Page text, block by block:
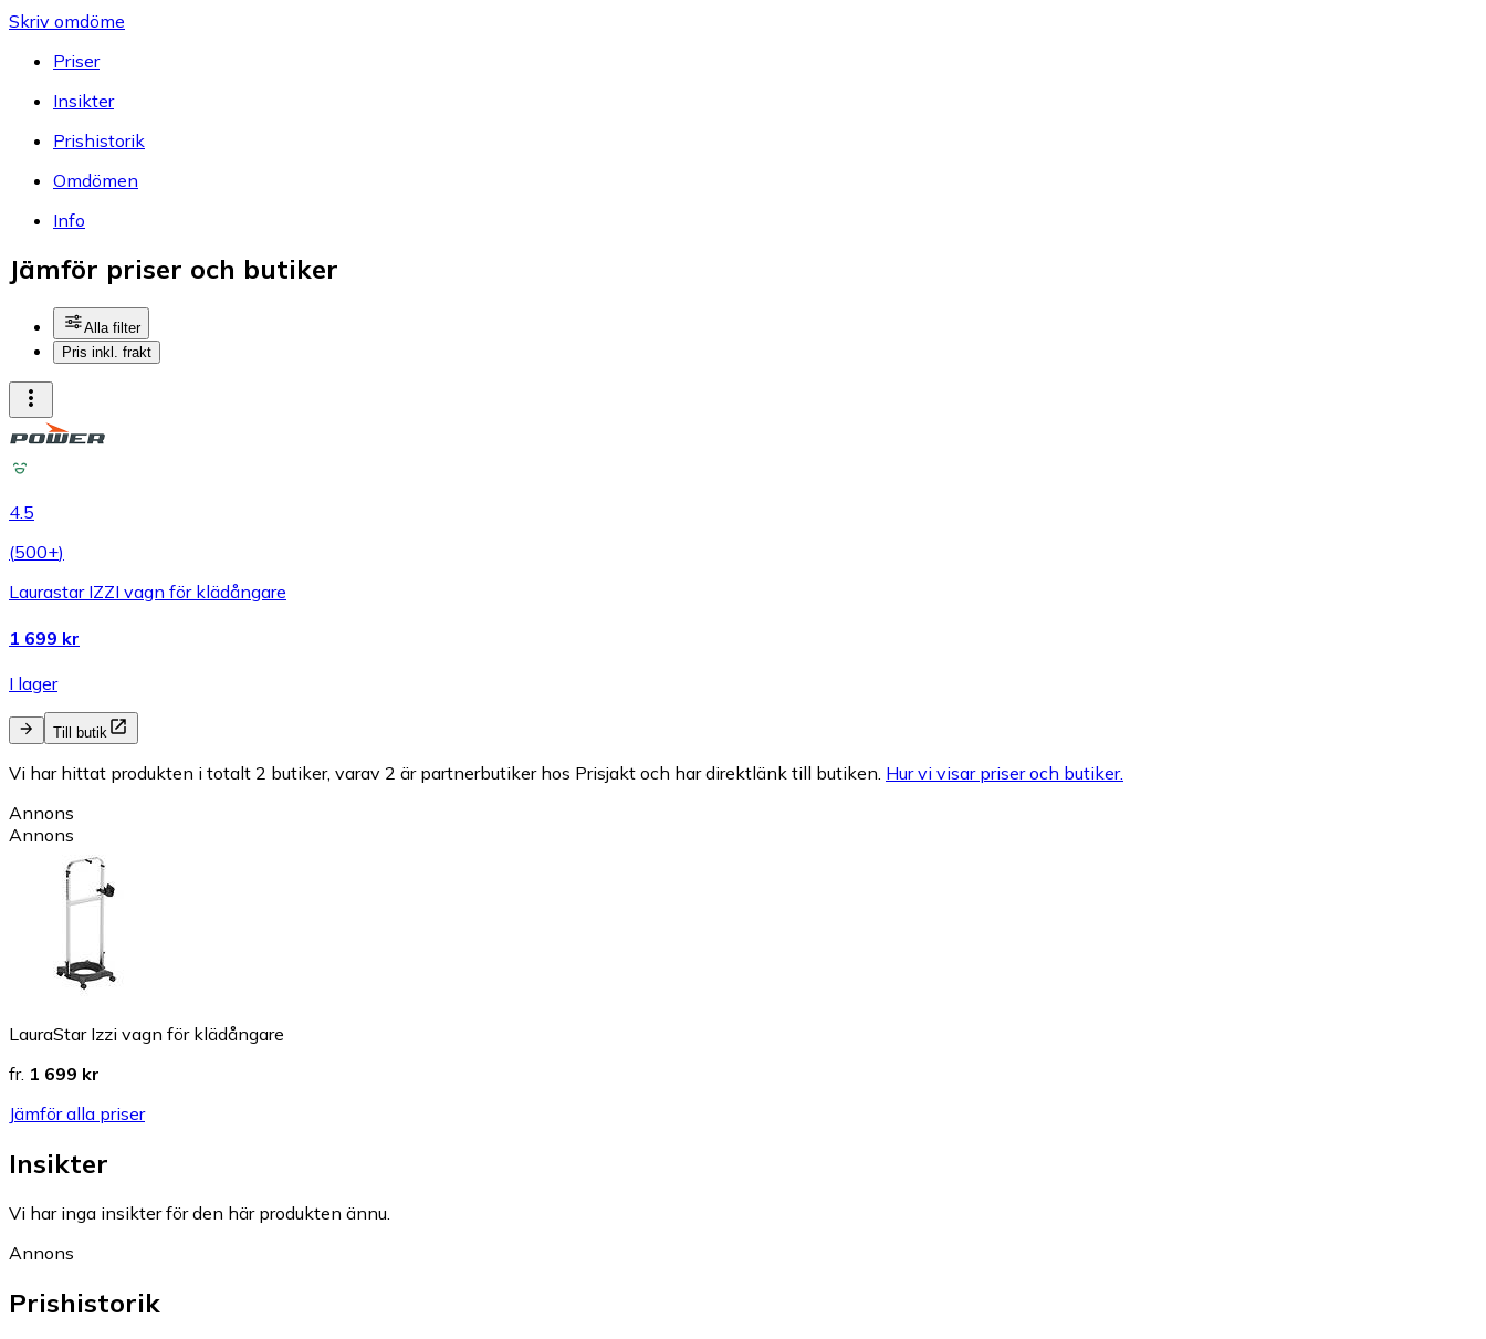
Skriv omdöme
Priser
Insikter
Prishistorik
Omdömen
Info
Jämför priser och butiker
Alla filter
Pris inkl. frakt
4.5
(500+)
Laurastar IZZI vagn för klädångare
1 699 kr
I lager
Till butik
Vi har hittat produkten i totalt 2 butiker, varav 2 är partnerbutiker hos Prisjakt och har direktlänk till butiken. Hur vi visar priser och butiker.
Annons
Annons
LauraStar Izzi vagn för klädångare
fr. 1 699 kr
Jämför alla priser
Insikter
Vi har inga insikter för den här produkten ännu.
Annons
Prishistorik